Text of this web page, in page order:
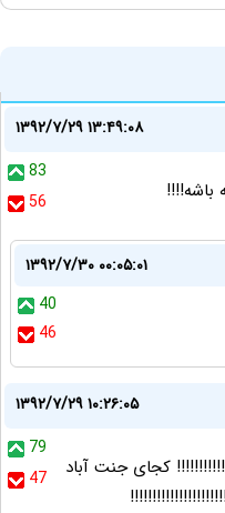
۱۳۹۲/۷/۲۹ ۱۳:۴۹:۰۸
83
56
باشه!!!!
۱۳۹۲/۷/۳۰ ۰۰:۰۵:۰۱
40
46
۱۳۹۲/۷/۲۹ ۱۰:۲۶:۰۵
79
47
کجای جنت آباد